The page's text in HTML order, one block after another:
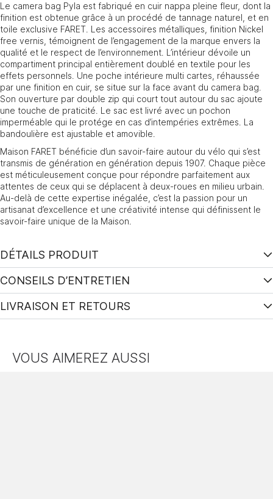
:Le camera bag Pyla est fabriqué en cuir nappa pleine fleur, dont la
finition est obtenue grâce à un procédé de tannage naturel, et en
toile exclusive FARET. Les accessoires métalliques, finition Nickel
free vernis, témoignent de l’engagement de la marque envers la
qualité et le respect de l’environnement. L’intérieur dévoile un
compartiment principal entièrement doublé en textile pour les
effets personnels. Une poche intérieure multi cartes, réhaussée
par une finition en cuir, se situe sur la face avant du camera bag.
Son ouverture par double zip qui court tout autour du sac ajoute
une touche de praticité. Le sac est livré avec un pochon
imperméable qui le protége en cas d’intempéries extrêmes. La
bandoulière est ajustable et amovible.
Maison FARET bénéficie d’un savoir-faire autour du vélo qui s’est
transmis de génération en génération depuis 1907. Chaque pièce
est méticuleusement conçue pour répondre parfaitement aux
attentes de ceux qui se déplacent à deux-roues en milieu urbain.
Au-delà de cette expertise inégalée, c’est la passion pour un
artisanat d’excellence et une créativité intense qui définissent le
savoir-faire unique de la Maison.
DÉTAILS PRODUIT
CONSEILS D’ENTRETIEN
LIVRAISON ET RETOURS
VOUS AIMEREZ AUSSI